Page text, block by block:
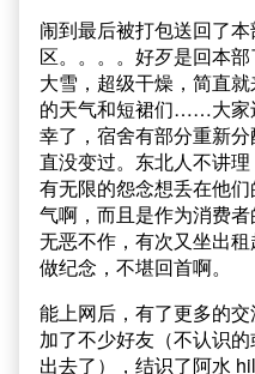
闹到最后被打包送回了
区。。。。好歹是回本
大雪，超级干燥，简直
的天气和短裙们……大家
幸了，宿舍有部分重新
直没变过。东北人不讲
有无限的怨念想丢在他
气啊，而且是作为消费
无恶不作，有次又坐出
做纪念，不堪回首啊。
能上网后，有了更多的
加了不少好友（不认识
出去了），结识了阿水